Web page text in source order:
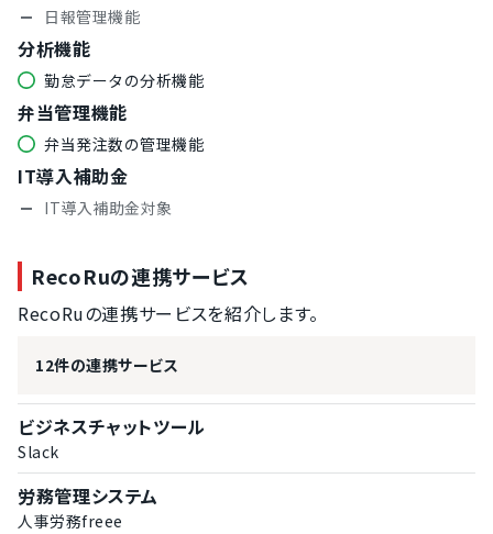
日報管理機能
分析機能
勤怠データの分析機能
弁当管理機能
弁当発注数の管理機能
IT導入補助金
IT導入補助金対象
RecoRuの連携サービス
RecoRuの連携サービスを紹介します。
12件の連携サービス
ビジネスチャットツール
Slack
労務管理システム
人事労務freee